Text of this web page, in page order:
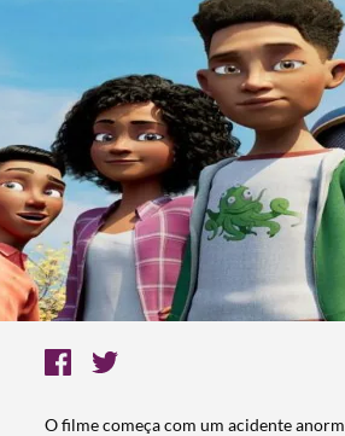
O filme começa com um acidente